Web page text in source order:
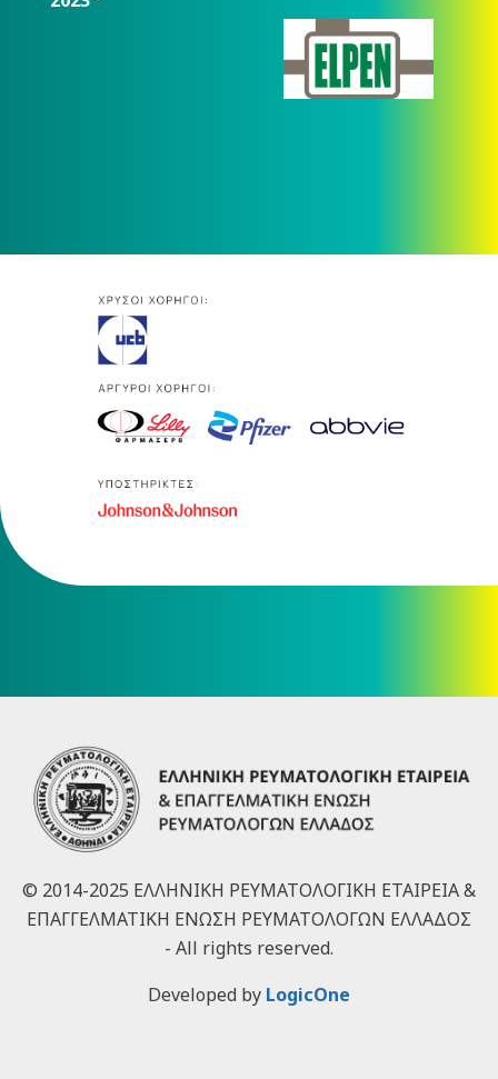
© 2014-2025 ΕΛΛΗΝΙΚΗ ΡΕΥΜΑΤΟΛΟΓΙΚΗ ΕΤΑΙΡΕΙΑ &
ΕΠΑΓΓΕΛΜΑΤΙΚΗ ΕΝΩΣΗ ΡΕΥΜΑΤΟΛΟΓΩΝ ΕΛΛΑΔΟΣ
- All rights reserved.
Developed by LogicOne